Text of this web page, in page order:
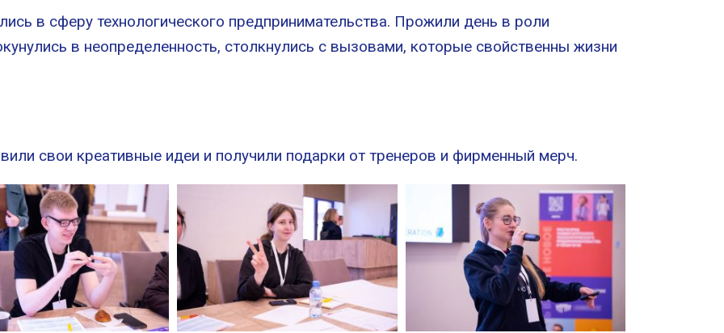
в сферу технологического предпринимательства. Прожили день в роли
в неопределенность, столкнулись с вызовами, которые свойственны жизни
свои креативные идеи и получили подарки от тренеров и фирменный мерч.